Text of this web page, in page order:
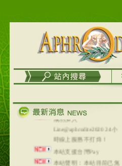
在外租屋者、居住處無管
理員、不方便在工作地點
取件者，歡迎多多使用
【郵局i郵箱】的服務喔～
【i郵箱】設立的地點，請
成功加入
Line@aphrodite2020 24小
本站支援台灣Pay
本站聲明：本站目前已無
和葛堡國際有限公司任何